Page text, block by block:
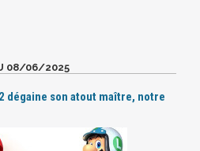
08/06/2025
dégaine son atout maître, notre